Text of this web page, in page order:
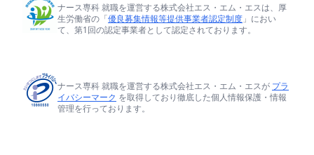
ナース専科 就職を運営する株式会社エス・エム・エスは、厚
生労働省の「優良募集情報等提供事業者認定制度 」におい
て、第1回の認定事業者として認定されております。
ナース専科 就職を運営する株式会社エス・エム・エスが プラ
イバシーマーク を取得しており徹底した個人情報保護・情報
管理を行っております。